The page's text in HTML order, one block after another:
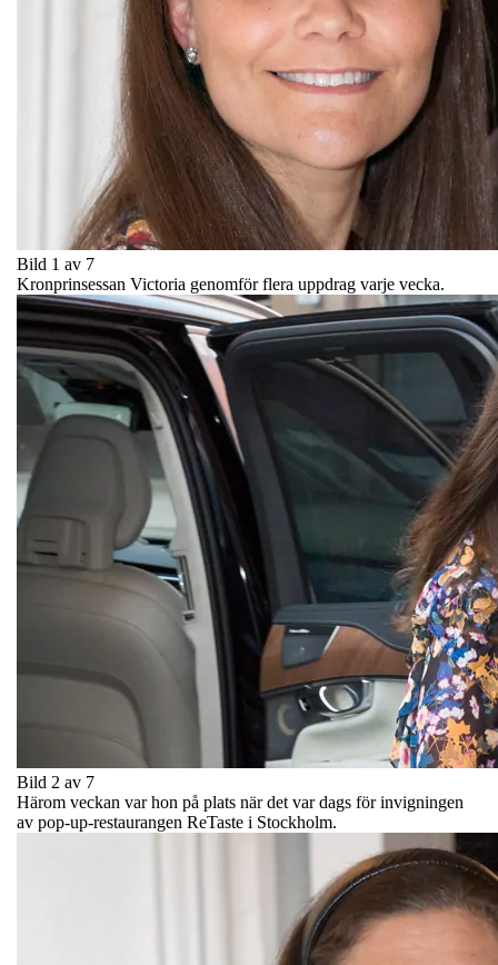
Bild 1 av 7
Kronprinsessan Victoria genomför flera uppdrag varje vecka.
Bild 2 av 7
Härom veckan var hon på plats när det var dags för invigningen
av pop-up-restaurangen ReTaste i Stockholm.